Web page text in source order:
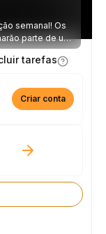
semanal! Os
parte de um
tarefas
Criar conta